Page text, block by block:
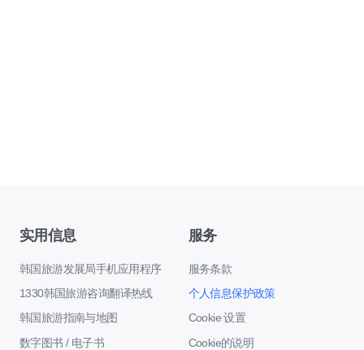
实用信息
韩国旅游发展局手机应用程序
1330韩国旅游咨询翻译热线
韩国旅游指南与地图
数字图书 / 电子书
服务
服务条款
个人信息保护政策
Cookie 设置
Cookie的说明